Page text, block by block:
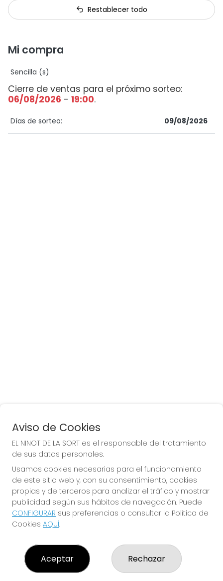
Restablecer todo
Mi compra
Sencilla (s)
Cierre de ventas para el próximo sorteo:
06/08/2026 - 19:00.
Días de sorteo: 09/08/2026
EL NINOT DE LA SORT
¿Quiénes somos?
Resultados
Contacto
Empresas
Aviso de Cookies
EL NINOT DE LA SORT es el responsable del tratamiento
de sus datos personales.
Usamos cookies necesarias para el funcionamiento
de este sitio web y, con su consentimiento, cookies
propias y de terceros para analizar el tráfico y mostrar
publicidad según sus hábitos de navegación. Puede
CONFIGURAR sus preferencias o consultar la Política de
Cookies AQUÍ.
Aceptar Rechazar